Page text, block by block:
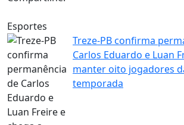
Esportes
Treze-PB confirma
Carlos Eduardo e Luan
manter oito jogadores
temporada